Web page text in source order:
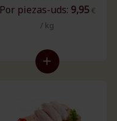
Por piezas-uds: 9,95€
/ kg